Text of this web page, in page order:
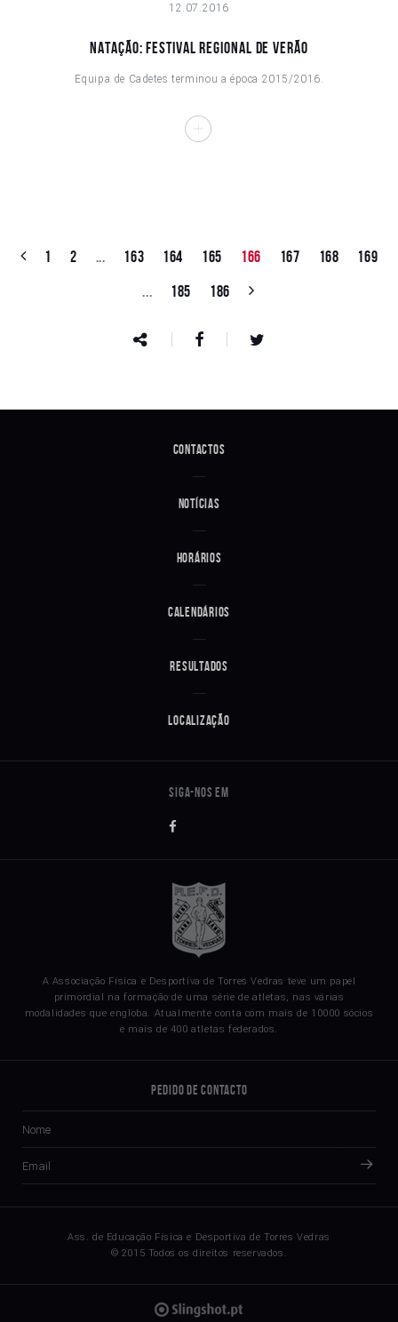
12.07.2016
NATAÇÃO: FESTIVAL REGIONAL DE VERÃO
Equipa de Cadetes terminou a época 2015/2016.
1 2 ... 163 164 165 166 167 168
169
...
185 186
Contactos
Notícias
Horários
Calendários
Resultados
Localização
A Associação Física e Desportiva de Torres Vedras teve um papel
primordial na formação de uma série de atletas, nas várias
modalidades que engloba. Atualmente conta com mais de 10000 sócios
e mais de 400 atletas federados.
Pedido de Contacto
Ass. de Educação Física e Desportiva de Torres Vedras
© 2015 Todos os direitos reservados.